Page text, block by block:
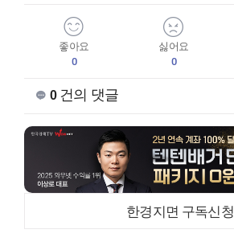
좋아요
0
싫어요
0
0건의 댓글
한경지면 구독신청